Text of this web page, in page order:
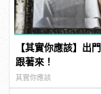
【其實你應該】出
跟著來！
其實你應該